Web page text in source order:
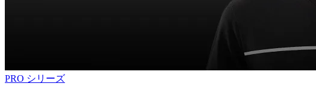
PRO シリーズ